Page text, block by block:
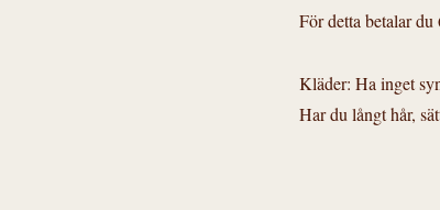
För detta betalar
Kläder: Ha inget
Har du långt hår,